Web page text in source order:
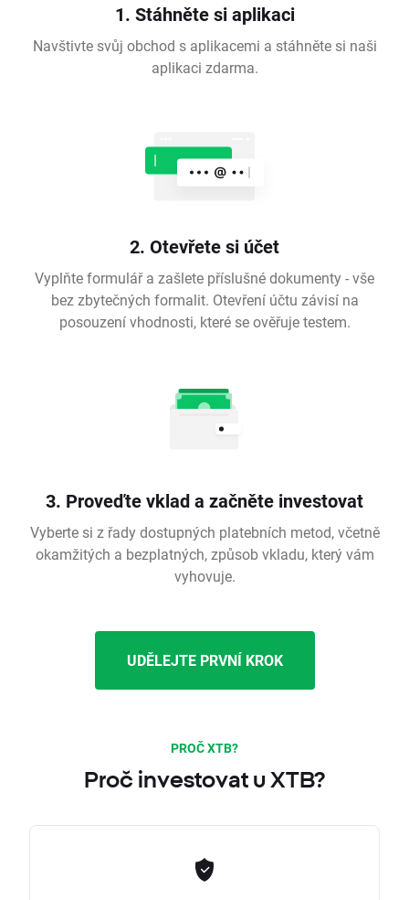
1. Stáhněte si aplikaci
Navštivte svůj obchod s aplikacemi a stáhněte si naši
aplikaci zdarma.
2. Otevřete si účet
Vyplňte formulář a zašlete příslušné dokumenty - vše
bez zbytečných formalit. Otevření účtu závisí na
posouzení vhodnosti, které se ověřuje testem.
3. Proveďte vklad a začněte investovat
Vyberte si z řady dostupných platebních metod, včetně
okamžitých a bezplatných, způsob vkladu, který vám
vyhovuje.
UDĚLEJTE PRVNÍ KROK
PROČ XTB?
Proč investovat u XTB?